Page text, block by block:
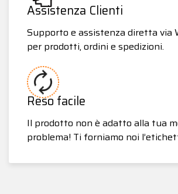
Assistenza Clienti
Supporto e assistenza diretta via
per prodotti, ordini e spedizioni.
Reso facile
Il prodotto non è adatto alla tua
problema! Ti forniamo noi